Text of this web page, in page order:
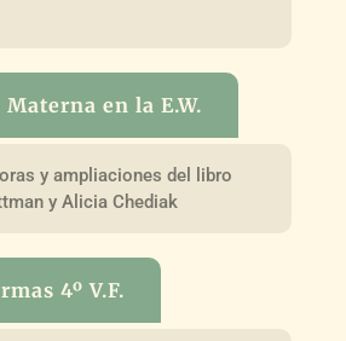
Materna en la E.W.
y ampliaciones del libro
y Alicia Chediak
4º V.F.